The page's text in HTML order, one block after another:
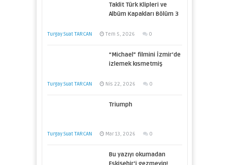
Taklit Türk Klipleri ve
Albüm Kapakları Bölüm 3
Turgay Suat TARCAN Tem 5, 2026 0
“Michael” filmini İzmir’de
izlemek kısmetmiş
Turgay Suat TARCAN Nis 22, 2026 0
Triumph
Turgay Suat TARCAN Mar 13, 2026 0
Bu yazıyı okumadan